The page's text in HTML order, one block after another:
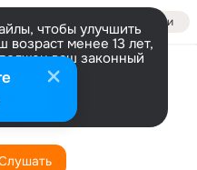
Войти
чтобы улучшить
возраст менее 13 лет,
ваш законный